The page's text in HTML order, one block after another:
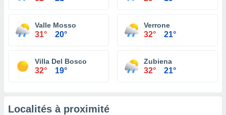
Valle Mosso
31° 20°
Verrone
32° 21°
Villa Del Bosco
32° 19°
Zubiena
32° 21°
Localités à proximité